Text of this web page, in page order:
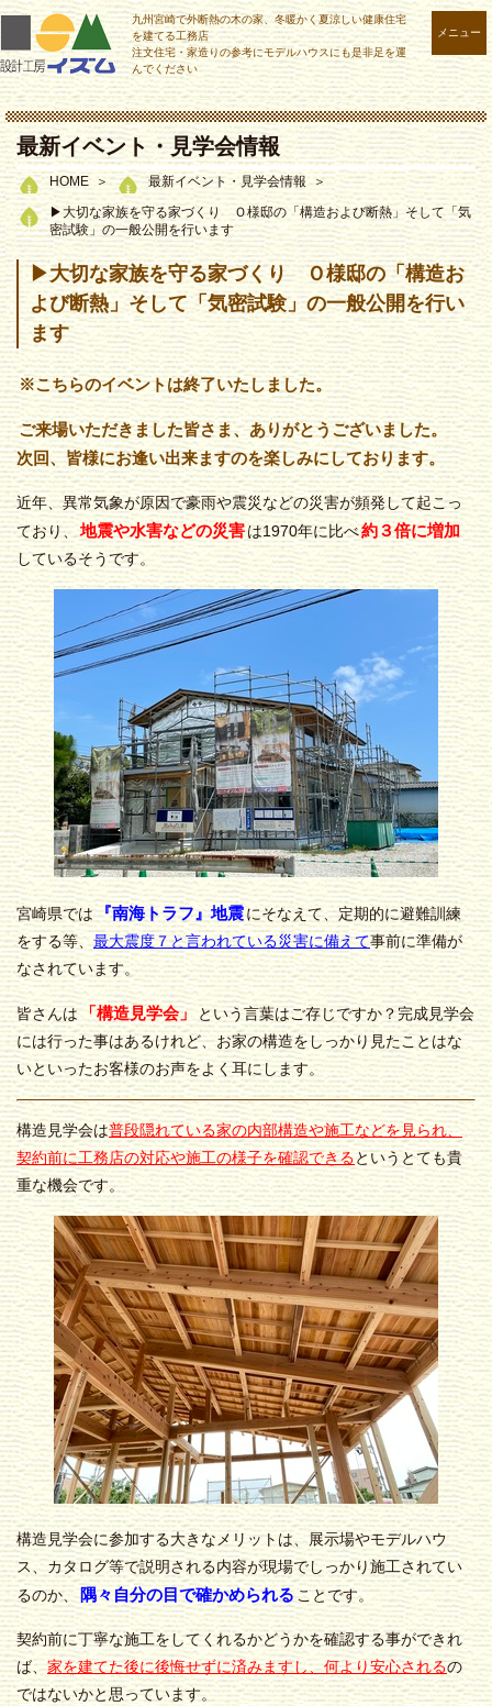
メニュー
九州宮崎で外断熱の木の家、冬暖かく夏涼しい健康住宅
を建てる工務店
注文住宅・家造りの参考にモデルハウスにも是非足を運
んでください
最新イベント・見学会情報
HOME
最新イベント・見学会情報
▶大切な家族を守る家づくり Ｏ様邸の「構造および断熱」そして「気
密試験」の一般公開を行います
▶大切な家族を守る家づくり Ｏ様邸の「構造お
よび断熱」そして「気密試験」の一般公開を行い
ます
※こちらのイベントは終了いたしました。
ご来場いただきました皆さま、ありがとうございました。
次回、皆様にお逢い出来ますのを楽しみにしております。
近年、異常気象が原因で豪雨や震災などの災害が頻発して起こっ
ており、地震や水害などの災害は1970年に比べ約３倍に増加
しているそうです。
宮崎県では『南海トラフ』地震にそなえて、定期的に避難訓練
をする等、最大震度７と言われている災害に備えて事前に準備が
なされています。
皆さんは「構造見学会」 という言葉はご存じですか？完成見学会
には行った事はあるけれど、お家の構造をしっかり見たことはな
いといったお客様のお声をよく耳にします。
構造見学会は普段隠れている家の内部構造や施工などを見られ、
契約前に工務店の対応や施工の様子を確認できるというとても貴
重な機会です。
構造見学会に参加する大きなメリットは、展示場やモデルハウ
ス、カタログ等で説明される内容が現場でしっかり施工されてい
るのか、 隅々自分の目で確かめられることです。
契約前に丁寧な施工をしてくれるかどうかを確認する事ができれ
ば、家を建てた後に後悔せずに済みますし、何より安心されるの
ではないかと思っています。